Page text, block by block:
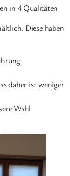
in 4 Qualitäten
Diese haben
daher ist weniger
Wahl